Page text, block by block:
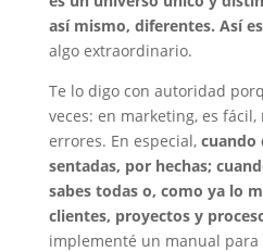
así mismo, diferentes. Así
algo extraordinario.
Te lo digo con autoridad
veces: en marketing, es
errores. En especial, cuando
sentadas, por hechas;
sabes todas o, como ya lo
clientes, proyectos y
implementé un manual